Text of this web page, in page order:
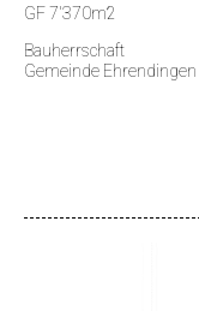
GF 7'370m2
Bauherrschaft
Gemeinde Ehrendingen